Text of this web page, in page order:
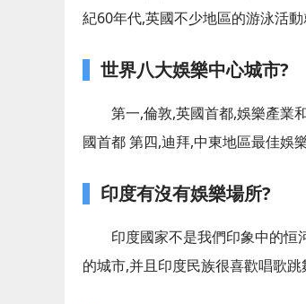
紀60年代,英國不少地區的游泳活動
世界八大娛樂中心城市?
第一,倫敦,英國首都,娛樂產業
國首都 第四,迪拜,中東地區最佳娛樂
印度有沒有娛樂場所?
印度國家不是我們印象中的恒
的城市,并且印度民族很喜歡唱歌跳